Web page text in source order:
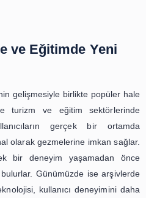
zamanda
daha iyi hissedebilirler. Bu
hazır ve heyecanlı
kullanıcılar, seyahat etmek
yorumlarını ve
etmek istedikleri yerler
planlamalarını daha